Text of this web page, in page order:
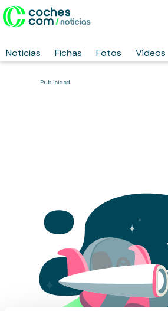
Noticias Fichas Fotos Vídeos
Publicidad